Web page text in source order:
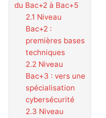
du Bac+2 à Bac+5
2.1 Niveau
Bac+2 :
premières bases
techniques
2.2 Niveau
Bac+3 : vers une
spécialisation
cybersécurité
2.3 Niveau